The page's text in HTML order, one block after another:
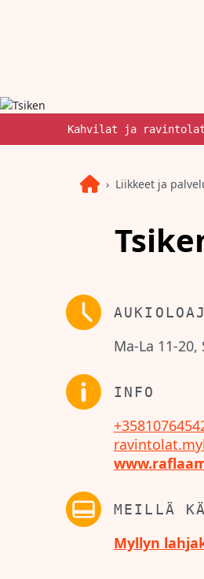
Kahvilat ja ravintolat
Liikkeet ja
Ma-La 11-20,
INFO
MEILLÄ
Myllyn